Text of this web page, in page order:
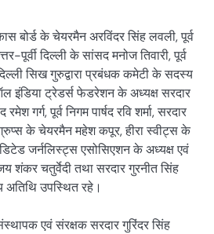
बोर्ड के चेयरमैन अरविंदर सिंह लवली, पूर्व
पूर्वी दिल्ली के सांसद मनोज तिवारी, पूर्व
सिख गुरुद्वारा प्रबंधक कमेटी के सदस्य
इंडिया ट्रेडर्स फेडरेशन के अध्यक्ष सरदार
गर्ग, पूर्व निगम पार्षद रवि शर्मा, सरदार
के चेयरमैन महेश कपूर, हीरा स्वीट्स के
जर्नलिस्ट्स एसोसिएशन के अध्यक्ष एवं
शंकर चतुर्वेदी तथा सरदार गुरनीत सिंह
उपस्थित रहे।
एवं संरक्षक सरदार गुरिंदर सिंह